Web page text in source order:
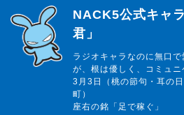
らじっと君
NACK5公式キャ
君」
ラジオキャラなのに無口
が、根は優しく、コミュニ
3月3日（桃の節句・耳の
町）
座右の銘「足で稼ぐ」